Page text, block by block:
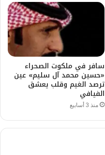
سافر في ملكوت الصحراء
«حسين محمد آل سليم» عين
ترصد الغيم وقلب يعشق
الفيافي
منذ 3 أسابيع